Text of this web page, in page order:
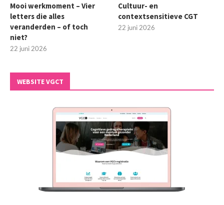
Mooi werkmoment – Vier
letters die alles
veranderden – of toch
niet?
22 juni 2026
Cultuur- en
contextsensitieve CGT
22 juni 2026
WEBSITE VGCT